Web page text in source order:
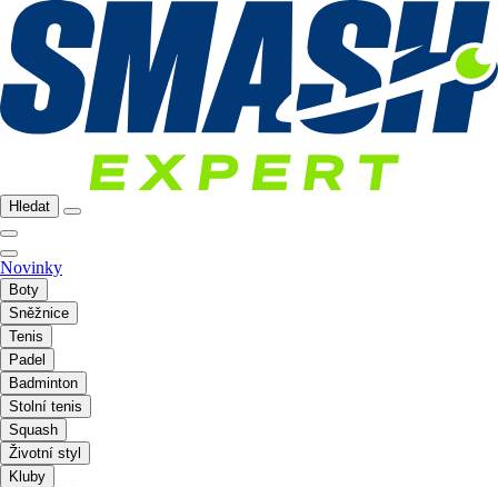
Hledat
Novinky
Boty
Sněžnice
Tenis
Padel
Badminton
Stolní tenis
Squash
Životní styl
Kluby